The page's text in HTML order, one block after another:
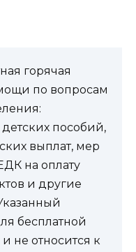
горячая
по вопросам
пособий,
выплат, мер
на оплату
и другие
бесплатной
не относится к